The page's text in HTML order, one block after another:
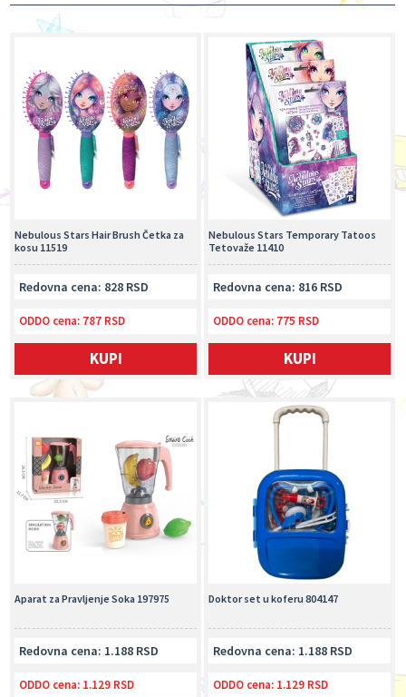
Nebulous Stars Temporary Tatoos
Tetovaže 11410
Redovna cena: 816 RSD
ODDO cena: 775 RSD
KUPI
Nebulous Stars Hair Brush Četka za
kosu 11519
Redovna cena: 828 RSD
ODDO cena: 787 RSD
KUPI
Doktor set u koferu 804147
Redovna cena: 1.188 RSD
ODDO cena: 1.129 RSD
Aparat za Pravljenje Soka 197975
Redovna cena: 1.188 RSD
ODDO cena: 1.129 RSD